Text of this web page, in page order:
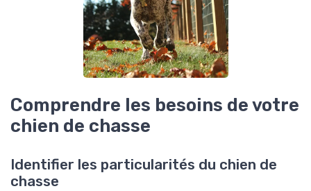
Comprendre les besoins de votre
chien de chasse
Identifier les particularités du chien de
chasse